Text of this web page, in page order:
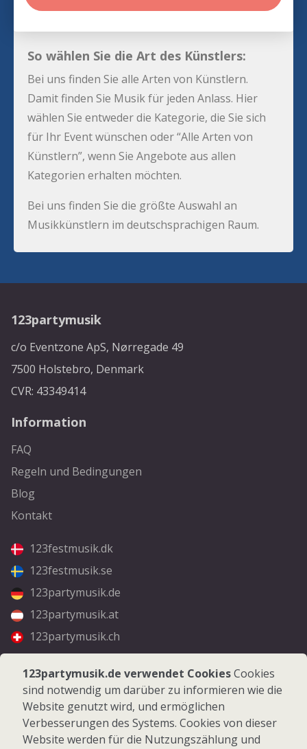
So wählen Sie die Art des Künstlers:
Bei uns finden Sie alle Arten von Künstlern.
Damit finden Sie Musik für jeden Anlass. Hier
wählen Sie entweder die Kategorie, die Sie sich
für Ihr Event wünschen oder “Alle Arten von
Künstlern”, wenn Sie Angebote aus allen
Kategorien erhalten möchten.
Bei uns finden Sie die größte Auswahl an
Musikkünstlern im deutschsprachigen Raum.
123partymusik
c/o Eventzone ApS, Nørregade 49
7500 Holstebro, Denmark
CVR: 43349414
Information
FAQ
Regeln und Bedingungen
Blog
Kontakt
123festmusik.dk
123festmusik.se
123partymusik.de
123partymusik.at
123partymusik.ch
Folgen Sie uns
Facebook
Instagram
123partymusik.de verwendet CookiesCookies
sind notwendig um darüber zu informieren wie die
Website genutzt wird, und ermöglichen
Verbesserungen des Systems. Cookies von dieser
Website werden für die Nutzungszählung und